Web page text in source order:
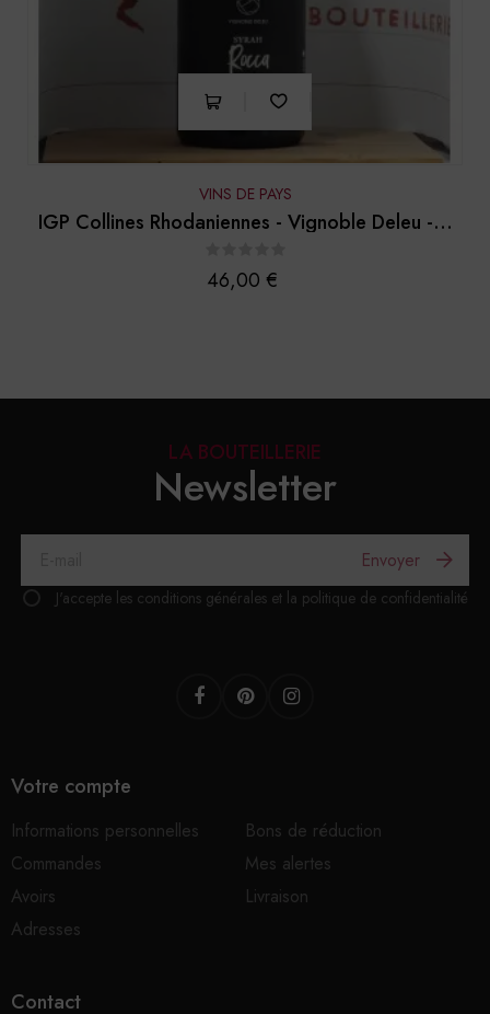
VINS DE PAYS
IGP Collines Rhodaniennes - Vignoble Deleu -...
Prix
46,00 €
Votre compte
Informations personnelles
Bons de réduction
Commandes
Mes alertes
Avoirs
Livraison
Adresses
LA BOUTEILLERIE
Newsletter
Envoyer
J'accepte les conditions générales et la politique de confidentialité
FacebookPinterest
Contact